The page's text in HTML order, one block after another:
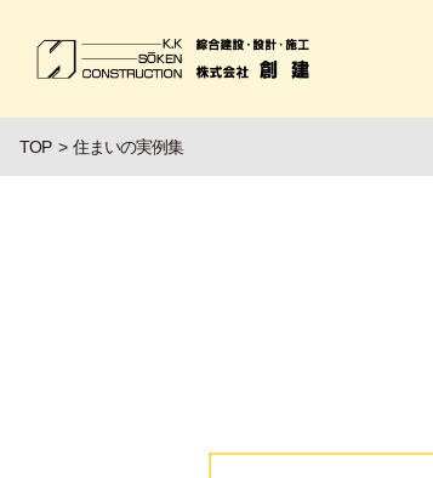
TOP 住まいの実例集